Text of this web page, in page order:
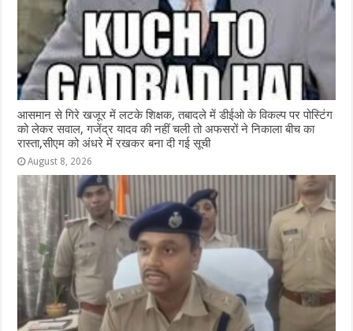
आसमान से गिरे खजूर में लटके शिक्षक, तबादले में डीईओ के विकल्प पर पोस्टिंग
को लेकर सवाल, गजेंद्र यादव की नहीं चली तो अफसरों ने निकाला बीच का
रास्ता,सीएम को अंधरे में रखकर बना दी गई सूची
August 8, 2026